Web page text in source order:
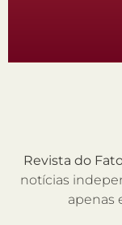
Revista do
notícias
apenas